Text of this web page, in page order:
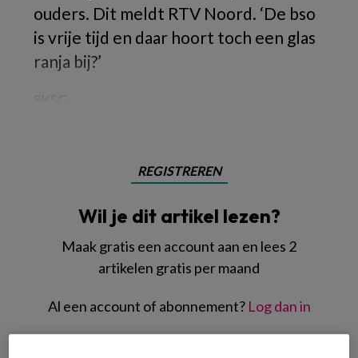
ouders. Dit meldt RTV Noord. ‘De bso
is vrije tijd en daar hoort toch een glas
ranja bij?’
REGISTREREN
Wil je dit artikel lezen?
Maak gratis een account aan en lees 2
artikelen gratis per maand
Al een account of abonnement? Log dan in